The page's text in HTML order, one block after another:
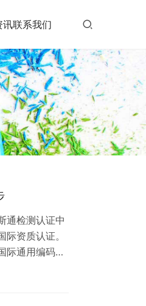
讯联系我们
通检测认证中
资质认证。
际通用编码，
业在拓展海